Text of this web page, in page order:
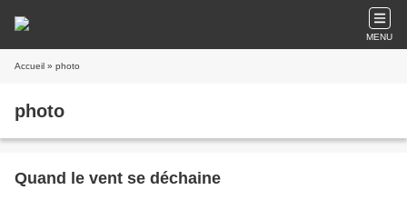
MENU
Accueil » photo
photo
Quand le vent se déchaine